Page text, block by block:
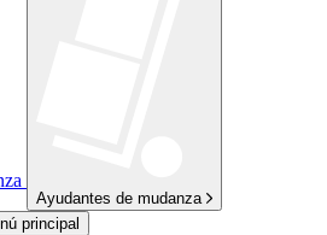
Ayudantes de mudanza
principal